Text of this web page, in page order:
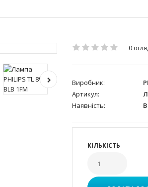
0
Виробник:
Артикул:
Наявність:
КІЛЬКІСТЬ